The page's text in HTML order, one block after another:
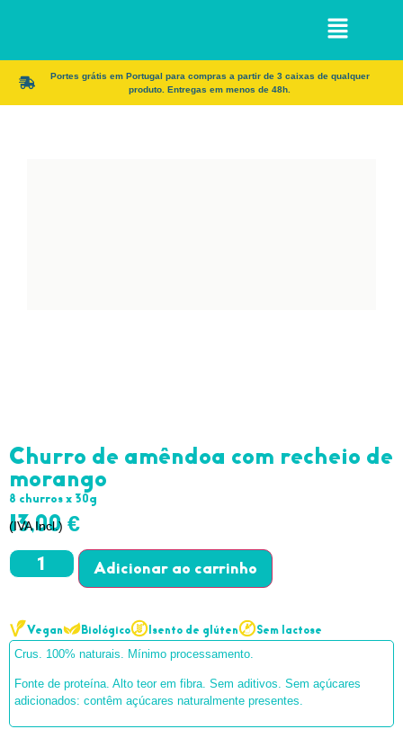
Portes grátis em Portugal para compras a partir de 3 caixas de qualquer
produto. Entregas em menos de 48h.
Churro de amêndoa com recheio de
morango
8 churros x 30g
13,00 €
(IVA Incl.)
Adicionar
Vegan Biológico Isento de glúten Sem lactose
Crus. 100% naturais. Mínimo processamento.
Fonte de proteína. Alto teor em fibra. Sem aditivos. Sem açúcares
adicionados: contêm açúcares naturalmente presentes.